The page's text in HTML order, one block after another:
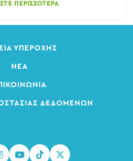
ΠΕΡΙΣΣΌΤΕΡΑ
ΥΠΕΡΟΧΉΣ
ΝΈΑ
ΔΕΔΟΜΈΝΩΝ